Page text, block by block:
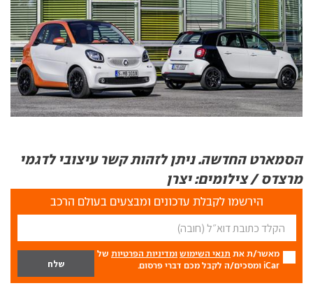
הסמארט החדשה. ניתן לזהות קשר עיצובי לדגמי
מרצדס / צילומים: יצרן
הירשמו לקבלת עדכונים ומבצעים בעולם הרכב
מאשר/ת את תנאי השימוש ומדיניות הפרטיות של
iCar ומסכים/ה לקבל מכם דברי פרסום.